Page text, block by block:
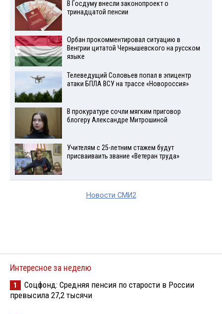
В Госдуму внесли законопроект о
тринадцатой пенсии
Орбан прокомментировал ситуацию в
Венгрии цитатой Чернышевского на русском
языке
Телеведущий Соловьев попал в эпицентр
атаки БПЛА ВСУ на трассе «Новороссия»
В прокуратуре сочли мягким приговор
блогеру Александре Митрошиной
Учителям с 25-летним стажем будут
присваиваить звание «Ветеран труда»
Новости СМИ2
Интересное за неделю
1
Соцфонд: Средняя пенсия по старости в России
превысила 27,2 тысячи